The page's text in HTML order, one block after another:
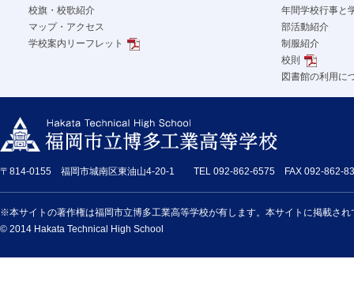
校旗・校歌紹介
マップ・アクセス
学校案内リーフレット
年間学校行事と
部活動紹介
制服紹介
校則
図書館の利用に
〒814-0155 福岡市城南区東油山4-20-1 TEL 092-862-6575 FAX 092-862-
※本サイトの著作権は福岡市立博多工業高等学校が有します。本サイトに掲載さ
© 2014 Hakata Technical High School